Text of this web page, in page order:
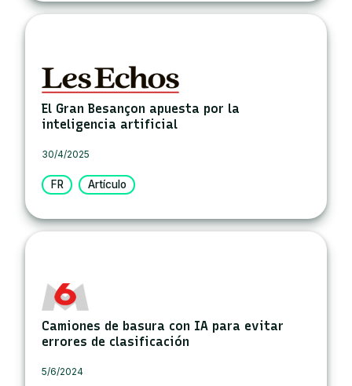
El Gran Besançon apuesta por la
inteligencia artificial
30/4/2025
FR Artículo
Camiones de basura con IA para evitar
errores de clasificación
5/6/2024